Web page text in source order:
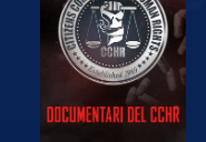
GUARDA